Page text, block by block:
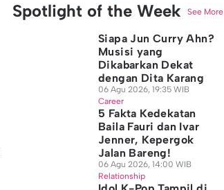
Spotlight of the Week See More
Siapa Jun Curry Ahn?
Musisi yang
Dikabarkan Dekat
dengan Dita Karang
06 Agu 2026, 19:35 WIB
Career
5 Fakta Kedekatan
Baila Fauri dan Ivar
Jenner, Kepergok
Jalan Bareng!
06 Agu 2026, 14:00 WIB
Relationship